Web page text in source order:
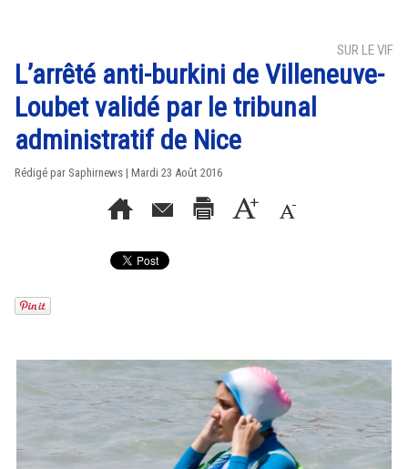
SUR LE VIF
L’arrêté anti-burkini de Villeneuve-
Loubet validé par le tribunal
administratif de Nice
Rédigé par Saphirnews | Mardi 23 Août 2016